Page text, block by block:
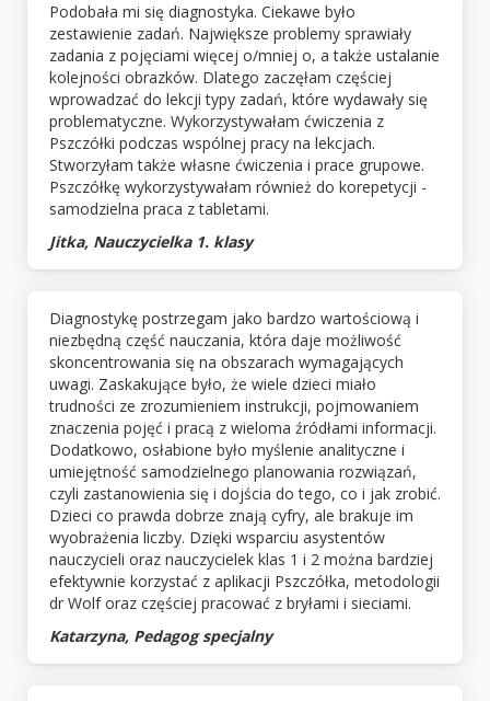
Podobała mi się diagnostyka. Ciekawe było
zestawienie zadań. Największe problemy sprawiały
zadania z pojęciami więcej o/mniej o, a także ustalanie
kolejności obrazków. Dlatego zaczęłam częściej
wprowadzać do lekcji typy zadań, które wydawały się
problematyczne. Wykorzystywałam ćwiczenia z
Pszczółki podczas wspólnej pracy na lekcjach.
Stworzyłam także własne ćwiczenia i prace grupowe.
Pszczółkę wykorzystywałam również do korepetycji -
samodzielna praca z tabletami.
Jitka, Nauczycielka 1. klasy
Diagnostykę postrzegam jako bardzo wartościową i
niezbędną część nauczania, która daje możliwość
skoncentrowania się na obszarach wymagających
uwagi. Zaskakujące było, że wiele dzieci miało
trudności ze zrozumieniem instrukcji, pojmowaniem
znaczenia pojęć i pracą z wieloma źródłami informacji.
Dodatkowo, osłabione było myślenie analityczne i
umiejętność samodzielnego planowania rozwiązań,
czyli zastanowienia się i dojścia do tego, co i jak zrobić.
Dzieci co prawda dobrze znają cyfry, ale brakuje im
wyobrażenia liczby. Dzięki wsparciu asystentów
nauczycieli oraz nauczycielek klas 1 i 2 można bardziej
efektywnie korzystać z aplikacji Pszczółka, metodologii
dr Wolf oraz częściej pracować z bryłami i sieciami.
Katarzyna, Pedagog specjalny